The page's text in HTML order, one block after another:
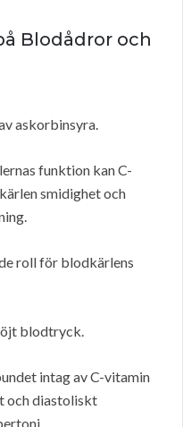
Blodådror och
askorbinsyra.
funktion kan C-
smidighet och
roll för blodkärlens
blodtryck.
intag av C-vitamin
och diastoliskt